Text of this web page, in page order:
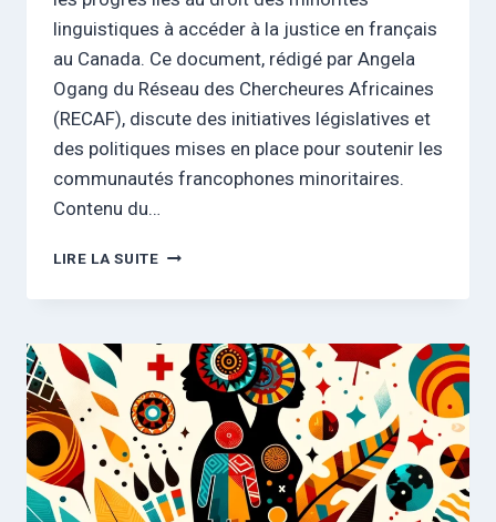
linguistiques à accéder à la justice en français
au Canada. Ce document, rédigé par Angela
Ogang du Réseau des Chercheures Africaines
(RECAF), discute des initiatives législatives et
des politiques mises en place pour soutenir les
communautés francophones minoritaires.
Contenu du…
LIRE LA SUITEL’
À
JUSTICE
EN
FRANÇAIS
POUR
LES
MINORITÉS
LINGUISTIQUES